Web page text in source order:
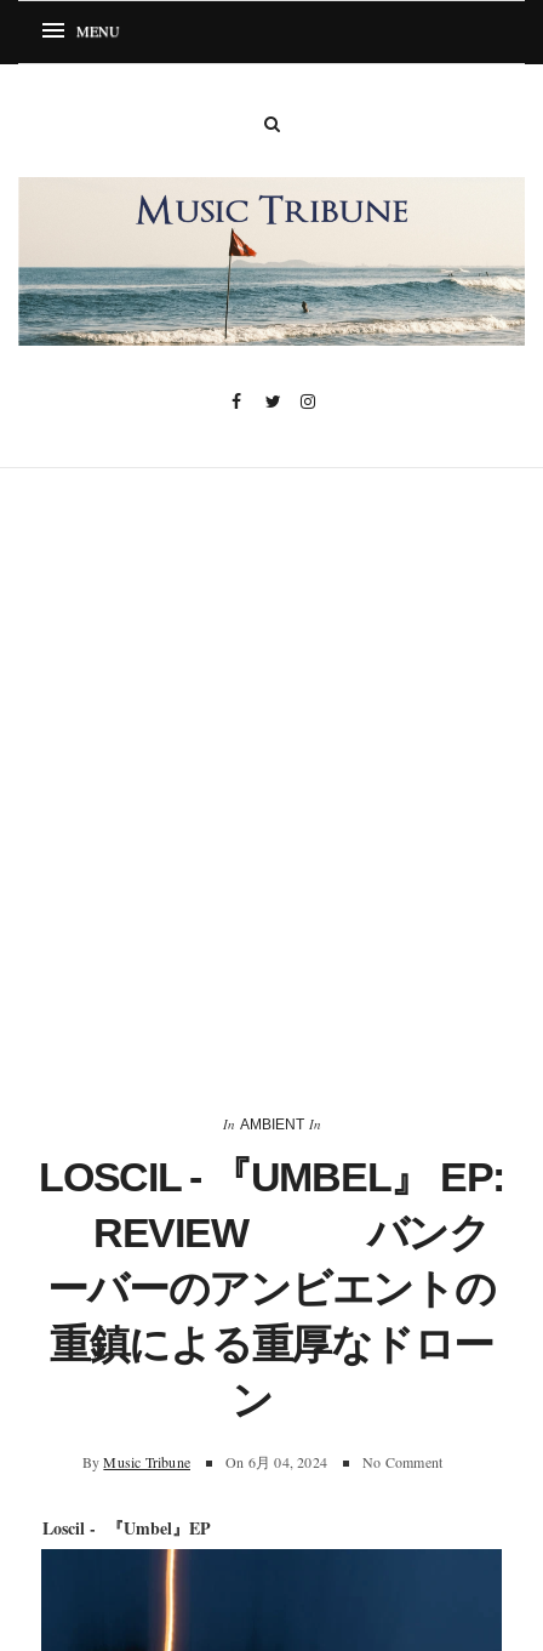
In AMBIENT In
LOSCIL - 『UMBEL』 EP:
REVIEW バンク
ーバーのアンビエントの
重鎮による重厚なドロー
ン
By Music Tribune On 6月 04, 2024 No Comment
Loscil - 『Umbel』EP